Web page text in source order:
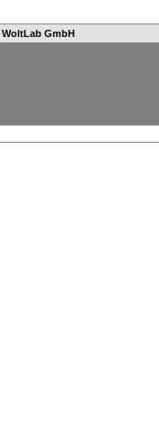
WoltLab GmbH